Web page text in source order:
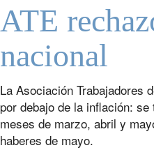
ATE
nacional
La Asociación Trabajadores
por debajo de la inflación:
meses de marzo, abril y
haberes de mayo.